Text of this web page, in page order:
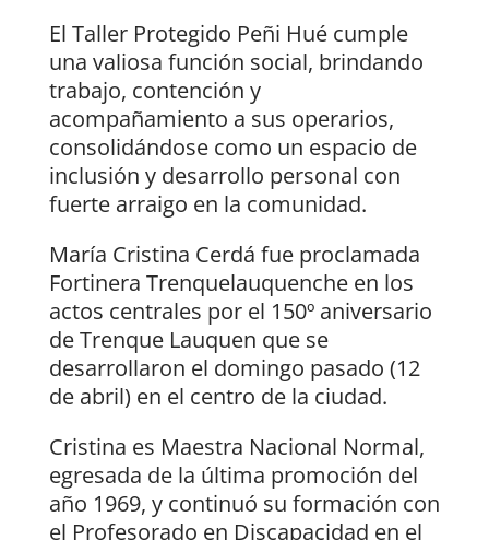
El Taller Protegido Peñi Hué cumple
una valiosa función social, brindando
trabajo, contención y
acompañamiento a sus operarios,
consolidándose como un espacio de
inclusión y desarrollo personal con
fuerte arraigo en la comunidad.
María Cristina Cerdá fue proclamada
Fortinera Trenquelauquenche en los
actos centrales por el 150º aniversario
de Trenque Lauquen que se
desarrollaron el domingo pasado (12
de abril) en el centro de la ciudad.
Cristina es Maestra Nacional Normal,
egresada de la última promoción del
año 1969, y continuó su formación con
el Profesorado en Discapacidad en el